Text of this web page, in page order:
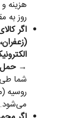
روز به
اگر
→حمل
روسیه
می‌شود.